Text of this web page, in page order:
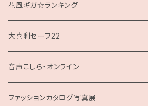
花風ギガ☆ランキング
大喜利セーフ22
お題回答Tシャツ
音声こしら・オンライン
ファッションカタログ写真展